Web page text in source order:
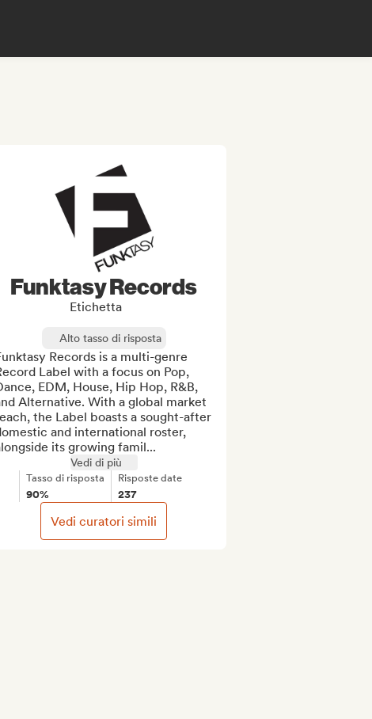
Funktasy Records
Etichetta
Alto tasso di risposta
Records is a multi-genre
Label with a focus on Pop,
EDM, House, Hip Hop, R&B,
Alternative. With a global market
the Label boasts a sought-after
and international roster,
its growing famil...
Vedi di più
Tasso di risposta
90%
Risposte date
237
Vedi curatori simili